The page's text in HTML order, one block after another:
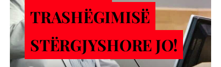
TRASHЁGIMISЁ
STЁRGJYSHORE JO!